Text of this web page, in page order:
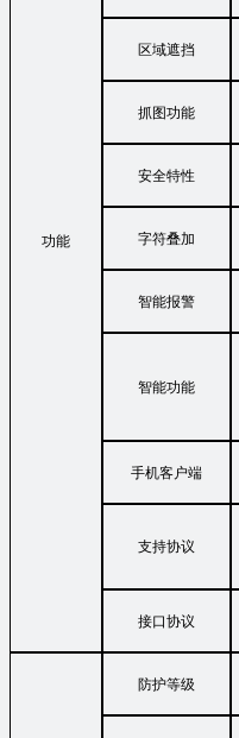
功能
区域遮挡
抓图功能
安全特性
字符叠加
智能报警
智能功能
手机客户端
支持协议
接口协议
防护等级